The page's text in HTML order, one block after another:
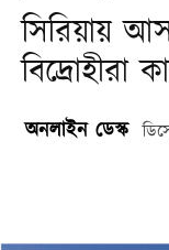
সিরিয়ায়
বিদ্রোহীরা
অনলাইন ডেস্ক